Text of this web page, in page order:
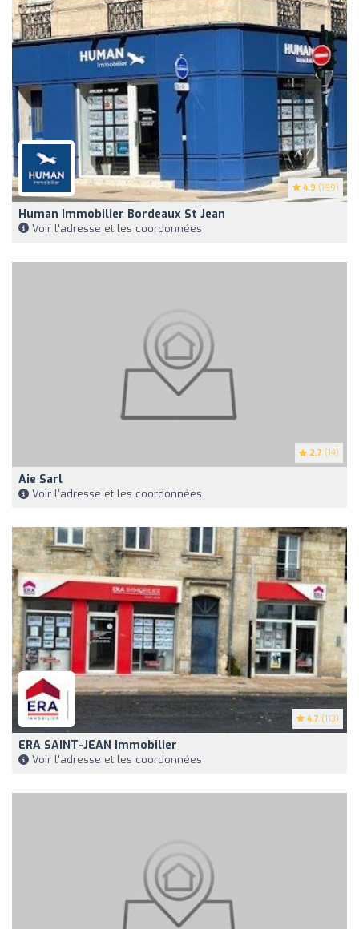
4.9 (199)
Human Immobilier Bordeaux St Jean
Voir l'adresse et les coordonnées
2.7 (14)
Aie Sarl
Voir l'adresse et les coordonnées
4.7 (113)
ERA SAINT-JEAN Immobilier
Voir l'adresse et les coordonnées